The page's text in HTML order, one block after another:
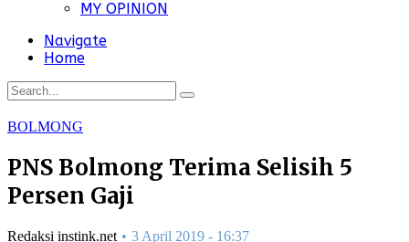
MY OPINION
Navigate
Home
BOLMONG
PNS Bolmong Terima Selisih 5
Persen Gaji
Redaksi instink.net 3 April 2019 - 16:37